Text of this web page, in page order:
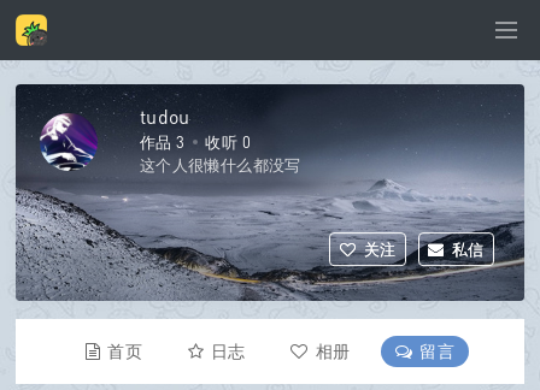
tudou
作品 3
收听 0
这个人很懒什么都没写
关注 私信
首页 日志 相册 留言